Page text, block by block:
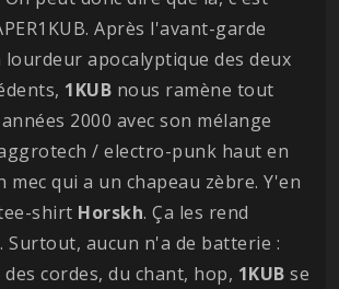
Après l'avant-garde
apocalyptique des deux
1KUB nous ramène tout
2000 avec son mélange
/ electro-punk haut en
mec qui a un chapeau zèbre. Y'en
shirt Horskh. Ça les rend
Surtout, aucun n'a de batterie :
des cordes, du chant, hop, 1KUB se